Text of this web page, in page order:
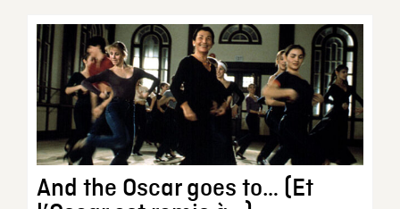
And the Oscar goes to… (Et